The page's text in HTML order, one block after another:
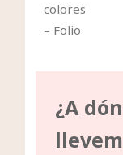
colores
– Folio
¿A